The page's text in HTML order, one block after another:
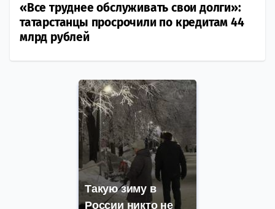
«Все труднее обслуживать свои долги»:
татарстанцы просрочили по кредитам 44
млрд рублей
Такую зиму в
России никто не